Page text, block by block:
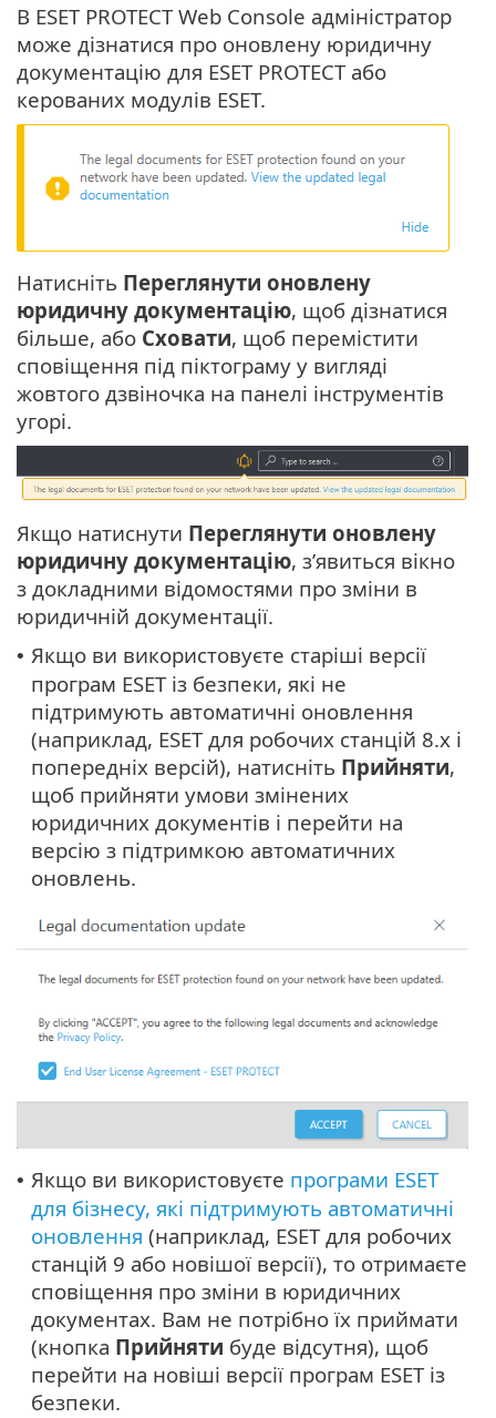
В ESET PROTECT Web Console адміністратор
може дізнатися про оновлену юридичну
документацію для ESET PROTECT або
керованих модулів ESET.
Натисніть Переглянути оновлену
юридичну документацію, щоб дізнатися
більше, або Сховати, щоб перемістити
сповіщення під піктограму у вигляді
жовтого дзвіночка на панелі інструментів
угорі.
Якщо натиснути Переглянути оновлену
юридичну документацію, з’явиться вікно
з докладними відомостями про зміни в
юридичній документації.
• Якщо ви використовуєте старіші версії
програм ESET із безпеки, які не
підтримують автоматичні оновлення
(наприклад, ESET для робочих станцій 8.x і
попередніх версій), натисніть Прийняти,
щоб прийняти умови змінених
юридичних документів і перейти на
версію з підтримкою автоматичних
оновлень.
• Якщо ви використовуєте програми ESET
для бізнесу, які підтримують автоматичні
оновлення (наприклад, ESET для робочих
станцій 9 або новішої версії), то отримаєте
сповіщення про зміни в юридичних
документах. Вам не потрібно їх приймати
(кнопка Прийняти буде відсутня), щоб
перейти на новіші версії програм ESET із
безпеки.